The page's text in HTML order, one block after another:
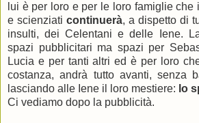
lui è per loro e per le loro famiglie che
e scienziati continuerà, a dispetto di
insulti, dei Celentani e delle Iene.
spazi pubblicitari ma spazi per
Lucia e per tanti altri ed è per loro
costanza, andrà tutto avanti, senza
lasciando alle Iene il loro mestiere: lo
Ci vediamo dopo la pubblicità.